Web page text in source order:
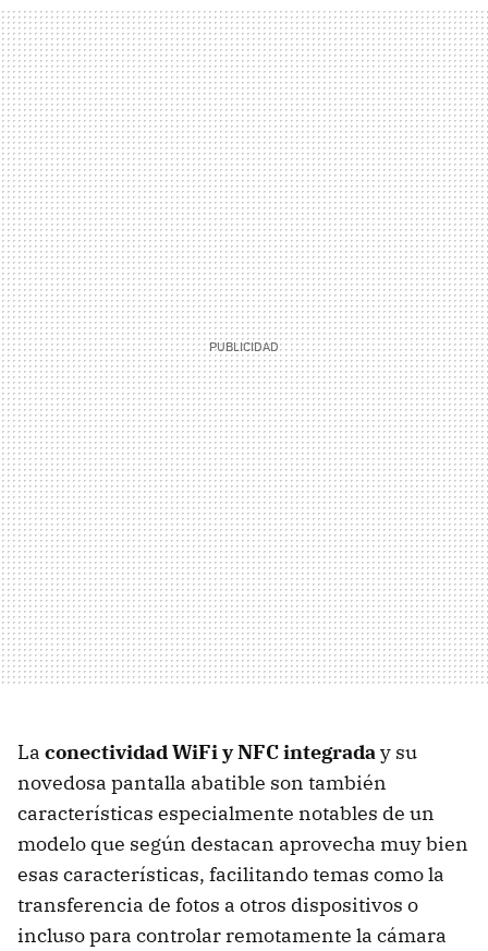
La conectividad WiFi y NFC integraday su
novedosa pantalla abatible son también
características especialmente notables de un
modelo que según destacan aprovecha muy bien
esas características, facilitando temas como la
transferencia de fotos a otros dispositivos o
incluso para controlar remotamente la cámara